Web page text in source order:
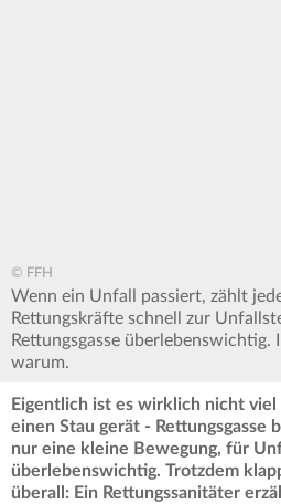
© FFH
Wenn ein Unfall passiert, zählt
Rettungskräfte schnell zur
Rettungsgasse überlebenswichtig.
warum.
Eigentlich ist es wirklich nicht viel
einen Stau gerät - Rettungsgasse
nur eine kleine Bewegung, für
überlebenswichtig. Trotzdem
überall: Ein Rettungssanitäter